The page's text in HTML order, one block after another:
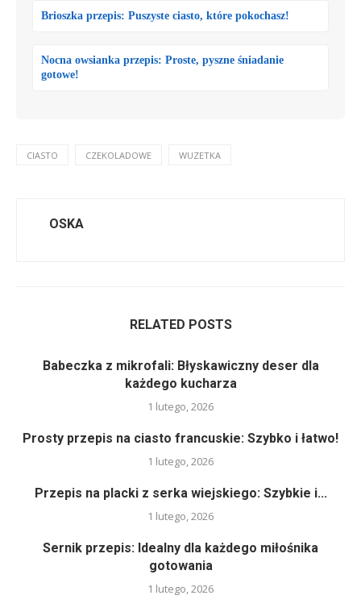
Brioszka przepis: Puszyste ciasto, które pokochasz!
Nocna owsianka przepis: Proste, pyszne śniadanie
gotowe!
CIASTO CZEKOLADOWE WUZETKA
OSKA
RELATED POSTS
Babeczka z mikrofali: Błyskawiczny deser dla
każdego kucharza
1 lutego, 2026
Prosty przepis na ciasto francuskie: Szybko i łatwo!
1 lutego, 2026
Przepis na placki z serka wiejskiego: Szybkie i...
1 lutego, 2026
Sernik przepis: Idealny dla każdego miłośnika
gotowania
1 lutego, 2026